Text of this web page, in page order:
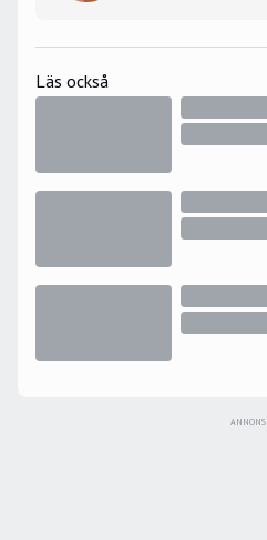
Läs också
ANNONS